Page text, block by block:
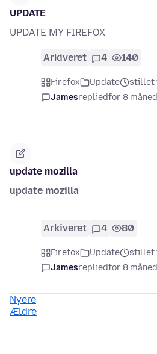
UPDATE
UPDATE MY FIREFOX
Arkiveret 4 140
Firefox Update
stillet
Jamesrepliedfor 8
update mozilla
update mozilla
Arkiveret 4 80
Firefox Update
stillet
Jamesrepliedfor 8
Nyere
Ældre